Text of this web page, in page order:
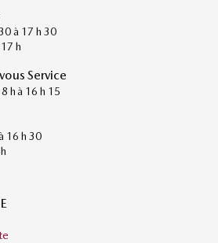
à 17 h 30
h
Service
h à 16 h 15
16 h 30